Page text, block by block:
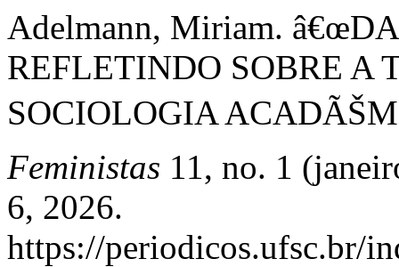
Adelmann, Miriam.
REFLETINDO SOBRE A
SOCIOLOGIA
Feministas 11, no. 1
6, 2026.
https://periodicos.ufsc.br/